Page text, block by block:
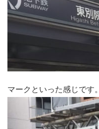
マークといった感じです。